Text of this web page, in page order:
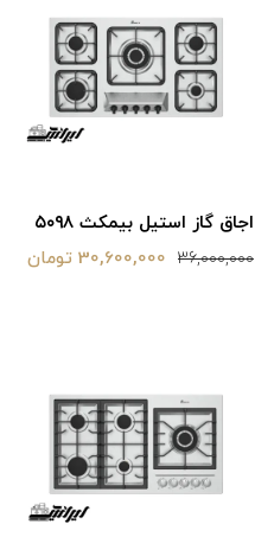
اجاق گاز استیل بیمکث ۵۰۹۸
36,000,000 30,600,000 تومان